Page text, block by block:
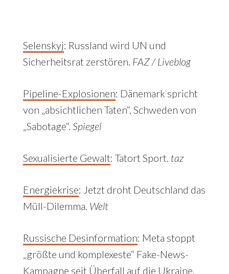
Selenskyj: Russland wird UN und
Sicherheitsrat zerstören. FAZ / Liveblog
Pipeline-Explosionen: Dänemark spricht
von „absichtlichen Taten“, Schweden von
„Sabotage“. Spiegel
Sexualisierte Gewalt: Tatort Sport. taz
Energiekrise: Jetzt droht Deutschland das
Müll-Dilemma. Welt
Russische Desinformation: Meta stoppt
„größte und komplexeste“ Fake-News-
Kampagne seit Überfall auf die Ukraine.